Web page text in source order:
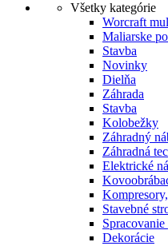
Všetky kategórie
Worcraft
Maliarske
Stavba
Novinky
Dielňa
Záhrada
Stavba
Kolobežky
Záhradný
Záhradná
Elektrické
Stavebné
Dekorácie